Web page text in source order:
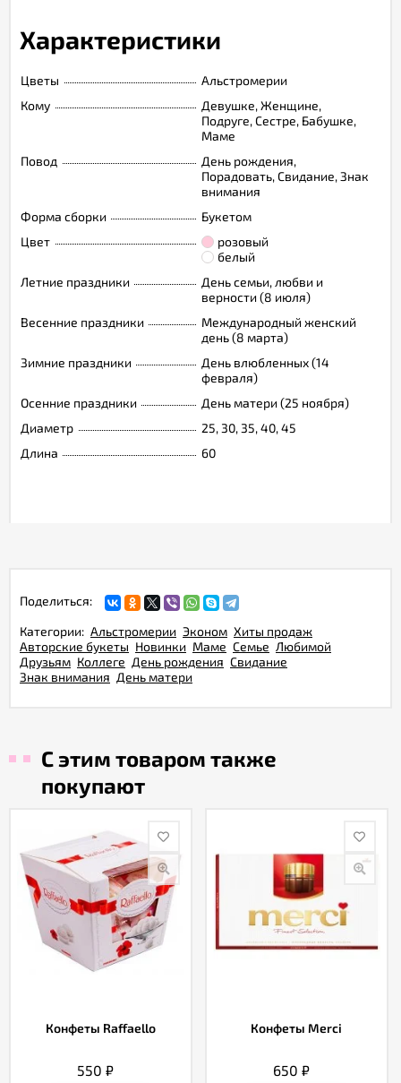
Характеристики
Цветы
Альстромерии
Кому
Девушке, Женщине,
Подруге, Сестре, Бабушке,
Маме
Повод
День рождения,
Порадовать, Свидание, Знак
внимания
Форма сборки
Букетом
Цвет
розовый
белый
Летние праздники
День семьи, любви и
верности (8 июля)
Весенние праздники
Международный женский
день (8 марта)
Зимние праздники
День влюбленных (14
февраля)
Осенние праздники
День матери (25 ноября)
Диаметр
25, 30, 35, 40, 45
Длина
60
Поделиться:
Категории: Альстромерии Эконом Хиты продаж
Авторские букеты Новинки Маме Семье Любимой
Друзьям Коллеге День рождения Свидание
Знак внимания День матери
С этим товаром также
покупают
Конфеты Raffaello
550 ₽
Конфеты Merci
650 ₽